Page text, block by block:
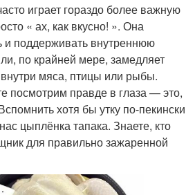
играет гораздо более важную
« ах, как вкусно! ». Она
и поддерживать внутреннюю
по крайней мере, замедляет
мяса, птицы или рыбы.
посмотрим правде в глаза — это,
хотя бы утку по-пекински
цыплёнка тапака. Знаете, кто
для правильно зажаренной